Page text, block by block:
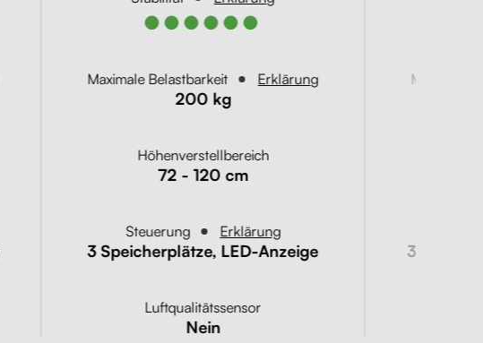
●●●●●●
Maximale Belastbarkeit Erklärung
200 kg
Höhenverstellbereich
72 - 120 cm
Steuerung Erklärung
3 Speicherplätze, LED-Anzeige
Luftqualitätssensor
Nein
Maximale
3